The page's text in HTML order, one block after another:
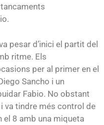
pesar d’inici el partit del
ritme. Els
per al primer en el
Sancho i un
Fabio. No obstant
va tindre més control de
el 8 amb una miqueta